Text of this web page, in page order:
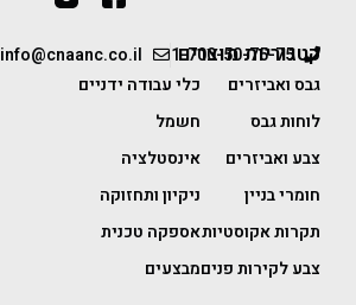
1-700-50-75-75
info@cnaanc.co.il קטגוריות מוצרים
גבס ואביזרים
לוחות גבס
צבע ואביזרים
חומרי בניין
תקרות אקוסטיות
צבע לקירות פנים
כלי עבודה ידניים
חשמל
אינסטלציה
ניקיון ותחזוקה
אספקה טכנית
מבצעים